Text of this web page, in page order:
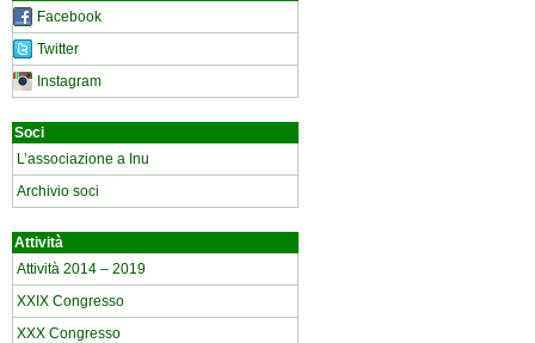
Facebook
Twitter
Instagram
Soci
L’associazione a Inu
Archivio soci
Attività
Attività 2014 – 2019
XXIX Congresso
XXX Congresso